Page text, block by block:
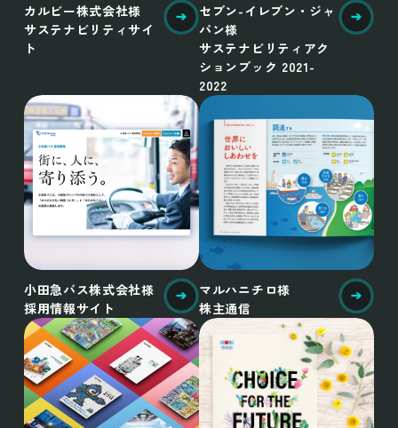
カルビー株式会社様
サステナビリティサイ
ト
セブン-イレブン・ジャ
パン様
サステナビリティアク
ションブック 2021-
2022
小田急バス株式会社様
採用情報サイト
マルハニチロ様
株主通信